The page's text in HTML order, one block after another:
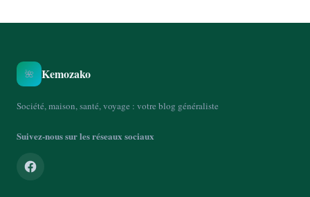
🌺 Kemozako
Société, maison, santé, voyage : votre blog généraliste
Suivez-nous sur les réseaux sociaux